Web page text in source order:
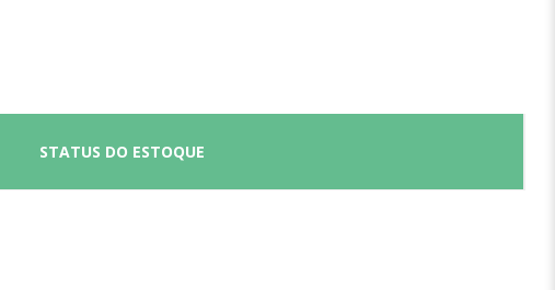
STATUS DO ESTOQUE